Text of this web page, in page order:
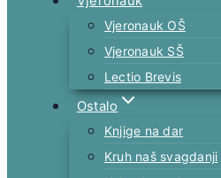
Vjeronauk OŠ
Vjeronauk SŠ
Lectio Brevis
Ostalo
Knjige na dar
Kruh naš svagdanji